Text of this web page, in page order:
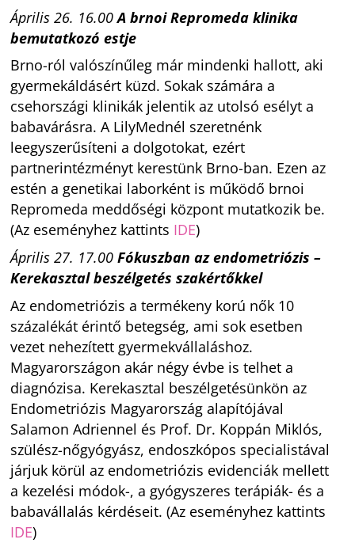
Április 26. 16.00A brnoi Repromeda klinika
bemutatkozó estje
Brno-ról valószínűleg már mindenki hallott, aki
gyermekáldásért küzd. Sokak számára a
csehországi klinikák jelentik az utolsó esélyt a
babavárásra. A LilyMednél szeretnénk
leegyszerűsíteni a dolgotokat, ezért
partnerintézményt kerestünk Brno-ban. Ezen az
estén a genetikai laborként is működő brnoi
Repromeda meddőségi központ mutatkozik be.
(Az eseményhez kattints IDE)
Április 27. 17.00Fókuszban az endometriózis –
Kerekasztal beszélgetés szakértőkkel
Az endometriózis a termékeny korú nők 10
százalékát érintő betegség, ami sok esetben
vezet nehezített gyermekvállaláshoz.
Magyarországon akár négy évbe is telhet a
diagnózisa. Kerekasztal beszélgetésünkön az
Endometriózis Magyarország alapítójával
Salamon Adriennel és Prof. Dr. Koppán Miklós,
szülész-nőgyógyász, endoszkópos specialistával
járjuk körül az endometriózis evidenciák mellett
a kezelési módok-, a gyógyszeres terápiák- és a
babavállalás kérdéseit. (Az eseményhez kattints
IDE)